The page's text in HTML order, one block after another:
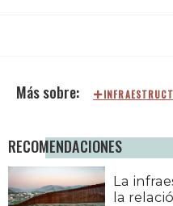
RECOMENDACIONES
La
la